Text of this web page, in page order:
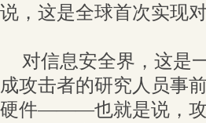
说，这是全球首次实现
对信息安全界，这是
成攻击者的研究人员事
硬件———也就是说，攻